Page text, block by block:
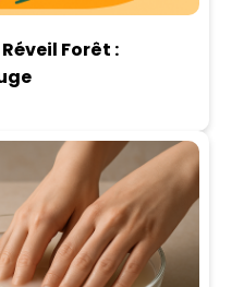
Forêt :